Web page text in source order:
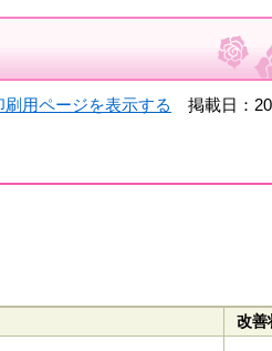
刷用ページを表示する 掲載日：
改善